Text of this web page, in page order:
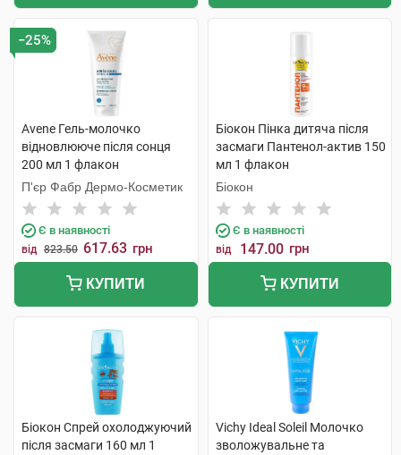
−25%
Avene Гель-молочко
відновлюючe після сонця
200 мл 1 флакон
П'єр Фабр Дермо-Косметик
Є в наявності
від 823.50 617.63 грн
КУПИТИ
Біокон Пінка дитяча після
засмаги Пантенол-актив 150
мл 1 флакон
Біокон
Є в наявності
від 147.00 грн
КУПИТИ
Біокон Спрей охолоджуючий
після засмаги 160 мл 1
Vichy Ideal Soleil Молочко
зволожувальне та